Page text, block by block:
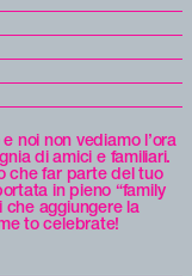
noi non vediamo l’ora
di amici e familiari.
che far parte del tuo
in pieno “family
aggiungere la
to celebrate!